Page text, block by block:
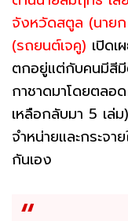
จังหวัดสตูล (นาย
(รถยนต์เจคู) เปิด
ตกอยู่แต่กับคนมีสี
กาชาดมาโดยตลอ
เหลือกลับมา 5 เ
จำหน่ายและกระจ
กันเอง